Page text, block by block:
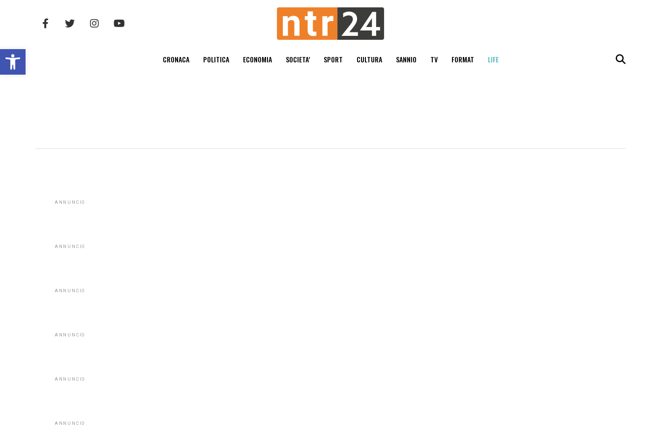
Open toolbar CRONACA POLITICA ECONOMIA SOCIETA’ SPORT CULTURA SANNIO TV FORMAT LIFE
ANNUNCIO
ANNUNCIO
ANNUNCIO
ANNUNCIO
ANNUNCIO
ANNUNCIO